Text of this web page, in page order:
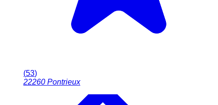
(53)
22260 Pontrieux